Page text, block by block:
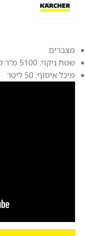
מצברים
שטח ניקוי: 5100 מ"ר לשעה
מיכל איסוף: 50 ליטר